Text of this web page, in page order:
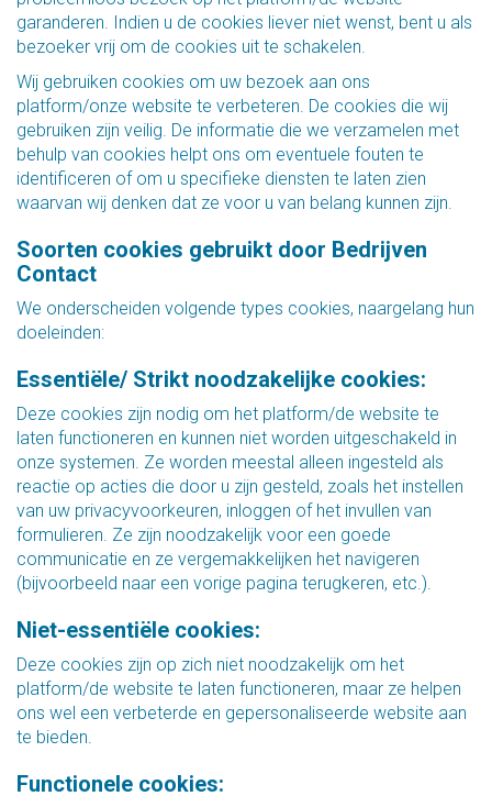
garanderen. Indien u de cookies liever niet wenst, bent u als
bezoeker vrij om de cookies uit te schakelen.
Wij gebruiken cookies om uw bezoek aan ons
platform/onze website te verbeteren. De cookies die wij
gebruiken zijn veilig. De informatie die we verzamelen met
behulp van cookies helpt ons om eventuele fouten te
identificeren of om u specifieke diensten te laten zien
waarvan wij denken dat ze voor u van belang kunnen zijn.
Soorten cookies gebruikt door Bedrijven
Contact
We onderscheiden volgende types cookies, naargelang hun
doeleinden:
Essentiële/ Strikt noodzakelijke cookies:
Deze cookies zijn nodig om het platform/de website te
laten functioneren en kunnen niet worden uitgeschakeld in
onze systemen. Ze worden meestal alleen ingesteld als
reactie op acties die door u zijn gesteld, zoals het instellen
van uw privacyvoorkeuren, inloggen of het invullen van
formulieren. Ze zijn noodzakelijk voor een goede
communicatie en ze vergemakkelijken het navigeren
(bijvoorbeeld naar een vorige pagina terugkeren, etc.).
Niet-essentiële cookies:
Deze cookies zijn op zich niet noodzakelijk om het
platform/de website te laten functioneren, maar ze helpen
ons wel een verbeterde en gepersonaliseerde website aan
te bieden.
Functionele cookies: